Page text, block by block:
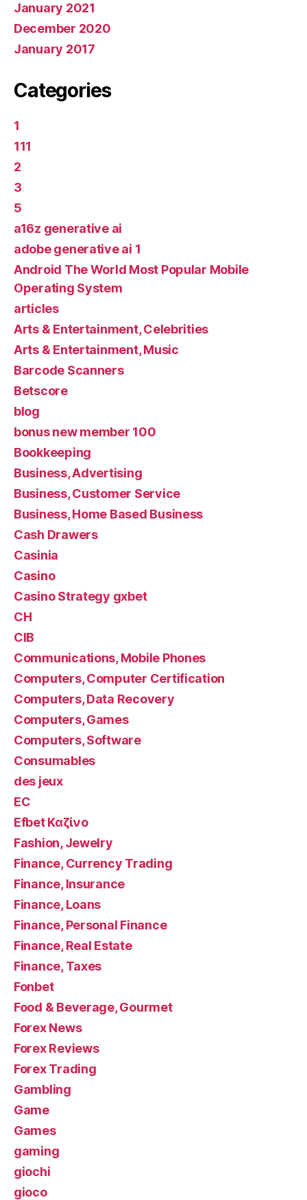
January 2021
December 2020
January 2017
Categories
1
111
2
3
5
a16z generative ai
adobe generative ai 1
Android The World Most Popular Mobile
Operating System
articles
Arts & Entertainment, Celebrities
Arts & Entertainment, Music
Barcode Scanners
Betscore
blog
bonus new member 100
Bookkeeping
Business, Advertising
Business, Customer Service
Business, Home Based Business
Cash Drawers
Casinia
Casino
Casino Strategy gxbet
CH
CIB
Communications, Mobile Phones
Computers, Computer Certification
Computers, Data Recovery
Computers, Games
Computers, Software
Consumables
des jeux
EC
Efbet Καζίνο
Fashion, Jewelry
Finance, Currency Trading
Finance, Insurance
Finance, Loans
Finance, Personal Finance
Finance, Real Estate
Finance, Taxes
Fonbet
Food & Beverage, Gourmet
Forex News
Forex Reviews
Forex Trading
Gambling
Game
Games
gaming
giochi
gioco